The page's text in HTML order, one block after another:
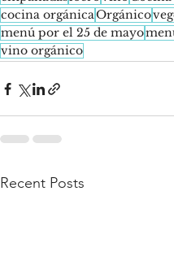
cocina orgánicaOrgánico
menú por el 25 de mayo
vino orgánico
Recent Posts